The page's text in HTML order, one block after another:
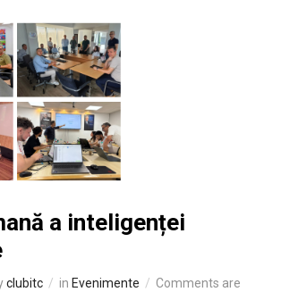
a inteligenței
clubitc in Evenimente
Comments are